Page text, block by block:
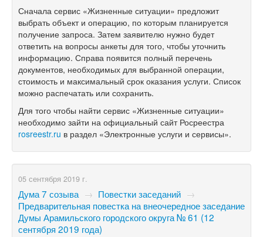
Сначала сервис «Жизненные ситуации» предложит
выбрать объект и операцию, по которым планируется
получение запроса. Затем заявителю нужно будет
ответить на вопросы анкеты для того, чтобы уточнить
информацию. Справа появится полный перечень
документов, необходимых для выбранной операции,
стоимость и максимальный срок оказания услуги. Список
можно распечатать или сохранить.
Для того чтобы найти сервис «Жизненные ситуации»
необходимо зайти на официальный сайт Росреестра
rosreestr.ru в раздел «Электронные услуги и сервисы».
05 сентября 2019 г.
Дума 7 созыва → Повестки заседаний →
Предварительная повестка на внеочередное заседание
Думы Арамильского городского округа № 61 (12
сентября 2019 года)